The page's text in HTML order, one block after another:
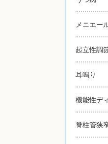
メニエー
起立性調
耳鳴り
機能性デ
脊柱管狭